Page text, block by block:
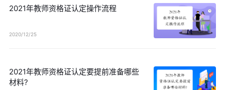
2021年教师资格证认定操作流程
2020/12/25
2021年教师资格证认定要提前准备哪些
材料?